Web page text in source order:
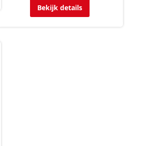
Bekijk details